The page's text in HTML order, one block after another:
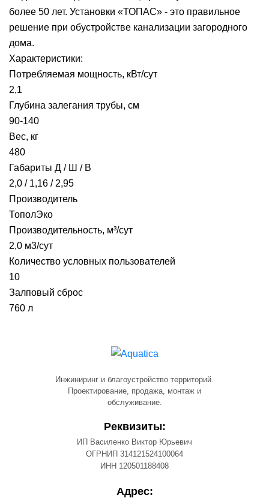
более 50 лет. Установки «ТОПАС» - это правильное
решение при обустройстве канализации загородного
дома.
Характеристики:
Потребляемая мощность, кВт/сут
2,1
Глубина залегания трубы, см
90-140
Вес, кг
480
Габариты Д / Ш / В
2,0 / 1,16 / 2,95
Производитель
ТополЭко
Производительность, м³/сут
2,0 м3/сут
Количество условных пользователей
10
Залповый сброс
760 л
Инжиниринг и благоустройство территорий.
Проектирование, продажа, монтаж и
обслуживание.
Реквизиты:
ИП Василенко Виктор Юрьевич
ОГРНИП 314121524100064
ИНН 120501188408
Адрес: